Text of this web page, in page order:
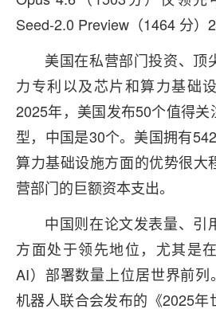
Seed-2.0 Preview（1464 分）
美国在私营部门投资、顶
力专利以及芯片和算力基础
2025年，美国发布50个值得
型，中国是30个。美国拥有
算力基础设施方面的优势很大
营部门的巨额资本支出。
中国则在论文发表量、引
方面处于领先地位，尤其是
AI）部署数量上位居世界前
机器人联合会发布的《2025年